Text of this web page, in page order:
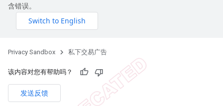
含错误。
Privacy Sandbox 私下交易广告
该内容对您有帮助吗？
发送反馈